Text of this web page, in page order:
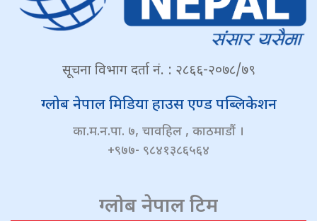
सूचना विभाग दर्ता नं. : २८६६-२०७८/७९
ग्लोब नेपाल मिडिया हाउस एण्ड पब्लिकेशन
का.म.न.पा. ७, चावहिल , काठमाडौं ।
+९७७- ९८४१३८६५६४
ग्लोब नेपाल टिम